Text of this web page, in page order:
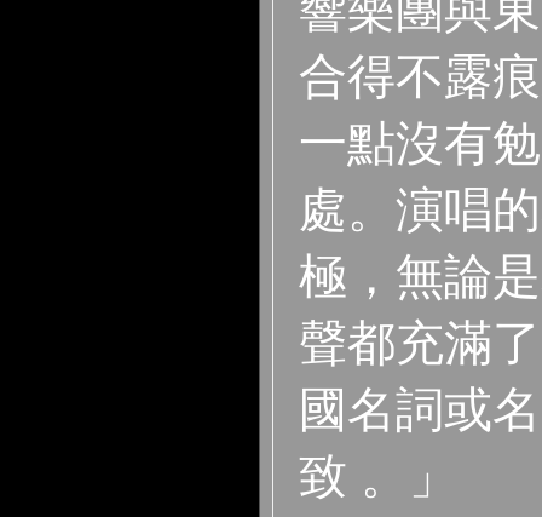
合得不露
一點沒有
處。演唱
極，無論
聲都充滿
國名詞或
致 。」